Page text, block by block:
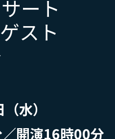
ート
スト
水）
開演16時00分